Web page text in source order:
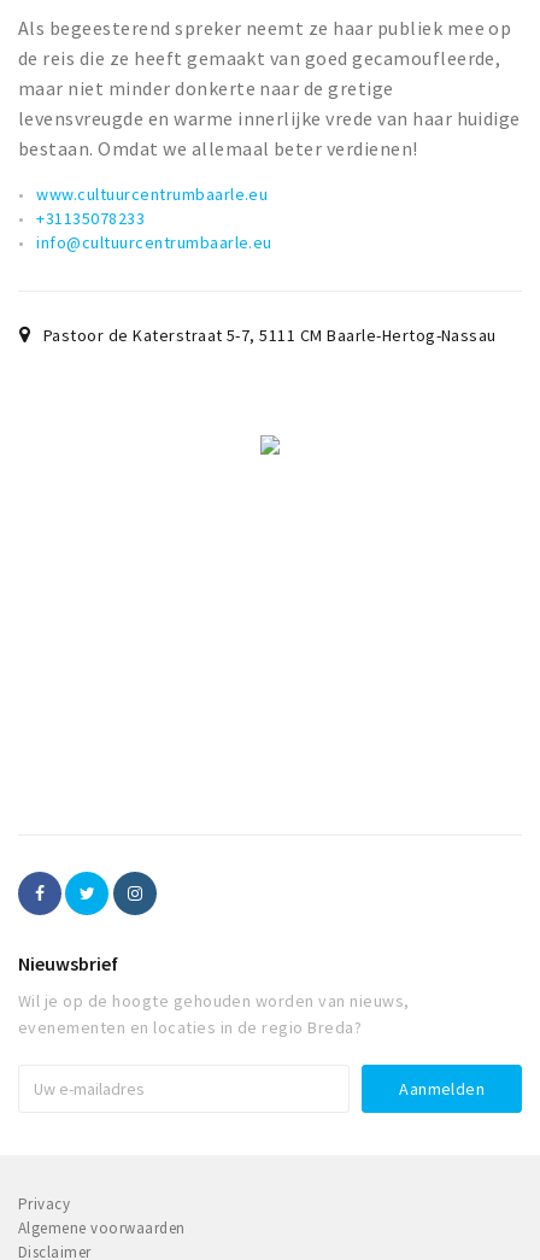
Als begeesterend spreker neemt ze haar publiek mee op
de reis die ze heeft gemaakt van goed gecamoufleerde,
maar niet minder donkerte naar de gretige
levensvreugde en warme innerlijke vrede van haar huidige
bestaan. Omdat we allemaal beter verdienen!
www.cultuurcentrumbaarle.eu
+31135078233
info@cultuurcentrumbaarle.eu
Pastoor de Katerstraat 5-7,5111 CM Baarle-Hertog-Nassau
Nieuwsbrief
Wil je op de hoogte gehouden worden van nieuws,
evenementen en locaties in de regio Breda?
Privacy
Algemene voorwaarden
Disclaimer